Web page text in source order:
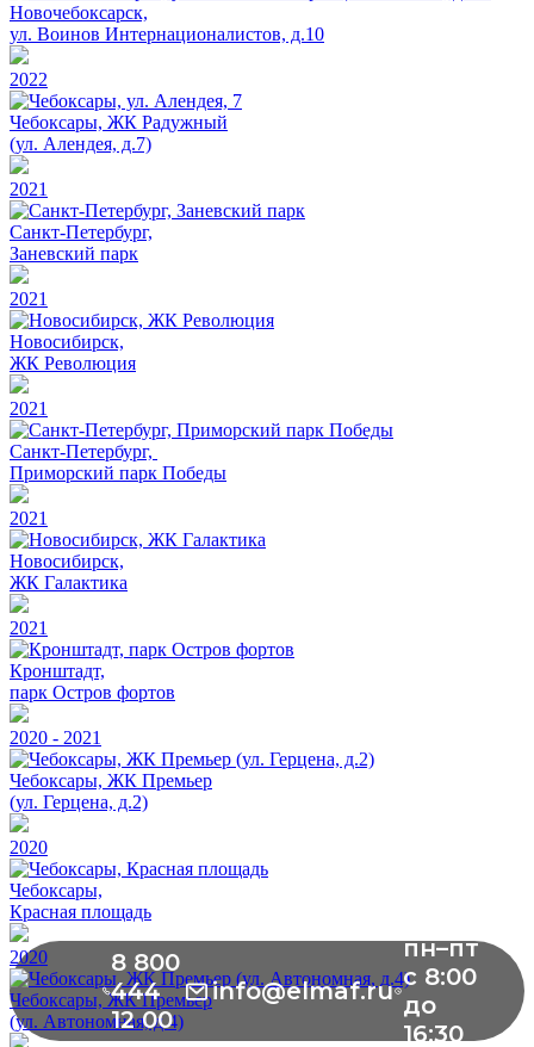
Новочебоксарск,
ул. Воинов Интернационалистов, д.10
2022
Чебоксары, ЖК Радужный
(ул. Алендея, д.7)
2021
Санкт-Петербург,
Заневский парк
2021
Новосибирск,
ЖК Революция
2021
Санкт-Петербург,
Приморский парк Победы
2021
Новосибирск,
ЖК Галактика
2021
Кронштадт,
парк Остров фортов
2020 - 2021
Чебоксары, ЖК Премьер
(ул. Герцена, д.2)
2020
Чебоксары,
Красная площадь
2020
Чебоксары, ЖК Премьер
(ул. Автономная, д.4)
8 800
444
12 00
info@elmaf.ru
пн–пт
с 8:00
до
16:30